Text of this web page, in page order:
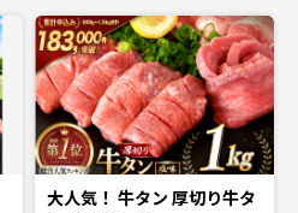
大人気！ 牛タン 厚切り牛タ